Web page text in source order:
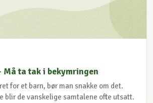
ta tak i bekymringen
for et barn, bør man snakke om det.
blir de vanskelige samtalene ofte utsatt.